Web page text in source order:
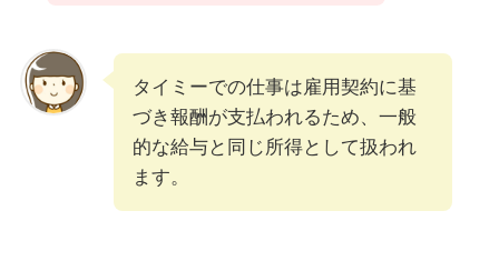
タイミーでの仕事は雇用契約に基
づき報酬が支払われるため、一般
的な給与と同じ所得として扱われ
ます。